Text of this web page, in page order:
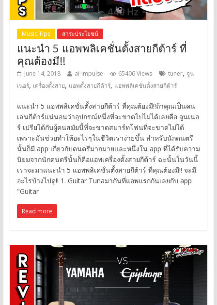
Music Tips สาระประโยชน์
แนะนำ 5 แอพพลิเคชั่นตั้งสายกีต้าร์ ที่
คุณต้องมี!!
June 14, 2018 ai-impulse 65406 Views tuner, จูน
เนอร์, เครื่องตั้งสาย, แอพตั้งสายกีต้าร์, แอพพลิเคชั่นตั้งสายกีต้าร์
แนะนำ 5 แอพพลิเคชั่นตั้งสายกีต้าร์ ที่คุณต้องมี!!ถ้าคุณเป็นคน
เล่นกีต้าร์แน่นอนว่าอุปกรณ์หนึ่งที่จะขาดไปไม่ได้เลยคือ จูนเนอ
ร์ เปรียได้กับผู้คนสมัยนี้ที่จะขาดสมาร์ทโฟนที่จะขาดไม่ได้
เพราะมันช่วยทำให้อะไรๆในชีวิตเราง่ายขึ้น สำหรับนักดนตรี
นั้นก็มี app เกี่ยวกับดนตรีมากมายและหนึ่งใน app ที่ได้รับความ
นิยมจากนักดนตรีนั้นก็คือแอพเครื่องตั้งสายกีต้าร์ ฉะนั้นในวันนี้
เราจะมาแนะนำ 5 แอพพลิเคชั่นตั้งสายกีต้าร์ ที่คุณต้องมี!! จะมี
อะไรบ้างไปดู!! 1. Guitar Tunaมากันที่แอพแรกกันเลยกับ app
"Guitar
Read more